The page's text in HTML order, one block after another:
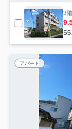
3階
アパート